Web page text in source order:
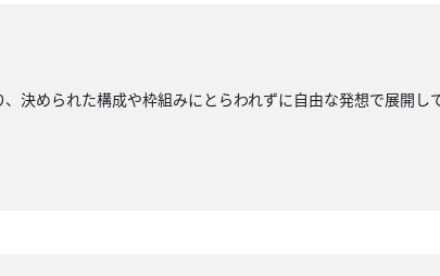
決められた構成や枠組みにとらわれずに自由な発想で展開し